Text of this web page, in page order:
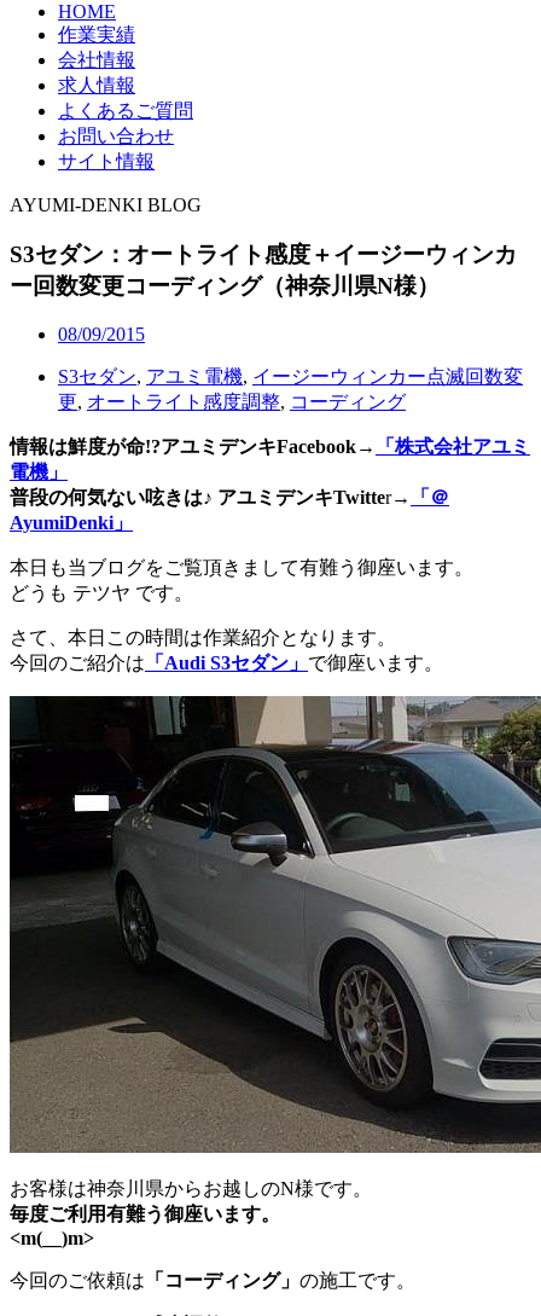
HOME
作業実績
会社情報
求人情報
よくあるご質問
お問い合わせ
サイト情報
AYUMI-DENKI BLOG
S3セダン：オートライト感度＋イージーウィンカ
ー回数変更コーディング（神奈川県N様）
08/09/2015
S3セダン, アユミ電機, イージーウィンカー点滅回数変
更, オートライト感度調整, コーディング
情報は鮮度が命!?アユミデンキFacebook→
「株式会社アユミ
電機」
普段の何気ない呟きは♪ アユミデンキTwitter→
「＠
AyumiDenki」
本日も当ブログをご覧頂きまして有難う御座います。
どうも テツヤ です。
さて、本日この時間は作業紹介となります。
今回のご紹介は 「Audi S3セダン」 で御座います。
お客様は神奈川県からお越しのN様です。
毎度ご利用有難う御座います。
<m(__)m>
今回のご依頼は 「コーディング」 の施工です。